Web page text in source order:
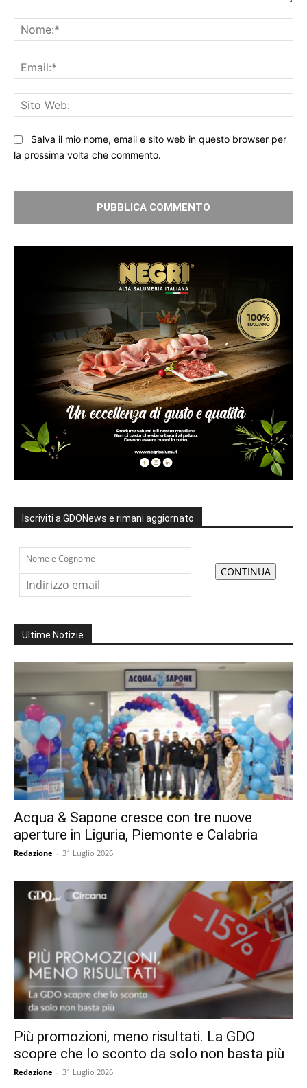
Salva il mio nome, email e sito web in questo browser per
la prossima volta che commento.
Iscriviti a GDONews e rimani aggiornato
Ultime Notizie
Acqua & Sapone cresce con tre nuove
aperture in Liguria, Piemonte e Calabria
Redazione - 31 Luglio 2026
Più promozioni, meno risultati. La GDO
scopre che lo sconto da solo non basta più
Redazione - 31 Luglio 2026